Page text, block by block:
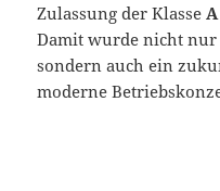
Zulassung der Klasse A
Damit wurde nicht nur
sondern auch ein
moderne